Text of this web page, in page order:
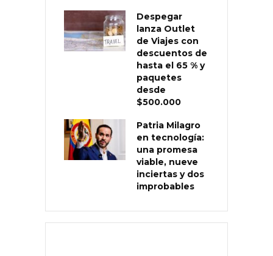
Despegar
lanza Outlet
de Viajes con
descuentos de
hasta el 65 % y
paquetes
desde
$500.000
Patria Milagro
en tecnología:
una promesa
viable, nueve
inciertas y dos
improbables